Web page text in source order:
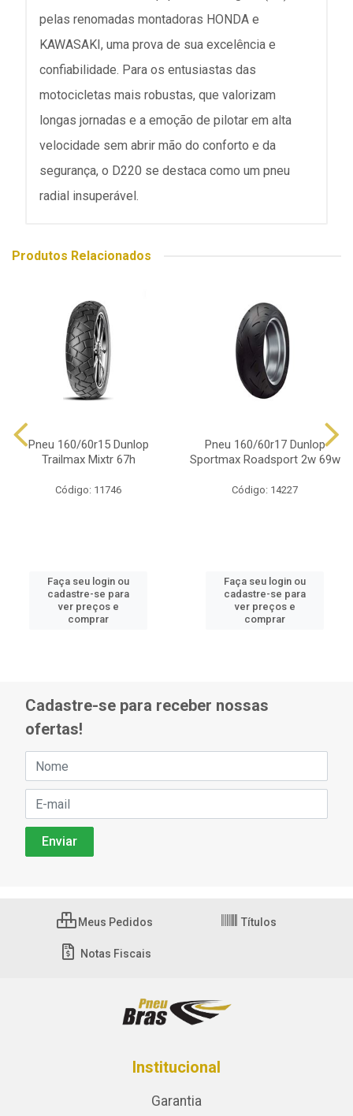
pelas renomadas montadoras HONDA e
KAWASAKI, uma prova de sua excelência e
confiabilidade. Para os entusiastas das
motocicletas mais robustas, que valorizam
longas jornadas e a emoção de pilotar em alta
velocidade sem abrir mão do conforto e da
segurança, o D220 se destaca como um pneu
radial insuperável.
Produtos Relacionados
Pneu 160/60r15 Dunlop
Trailmax Mixtr 67h
Código: 11746
Faça seu login ou
cadastre-se para
ver preços e
comprar
Pneu 160/60r17 Dunlop
Sportmax Roadsport 2w 69w
Código: 14227
Faça seu login ou
cadastre-se para
ver preços e
comprar
Cadastre-se para receber nossas
ofertas!
Meus Pedidos Títulos
Notas Fiscais
Institucional
Garantia